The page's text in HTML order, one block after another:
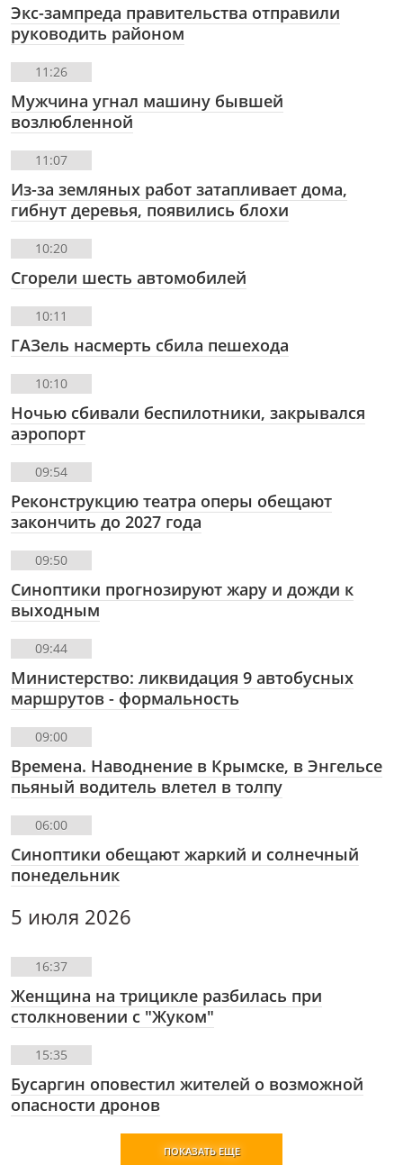
Экс-зампреда правительства отправили
руководить районом
11:26
Мужчина угнал машину бывшей
возлюбленной
11:07
Из-за земляных работ затапливает дома,
гибнут деревья, появились блохи
10:20
Сгорели шесть автомобилей
10:11
ГАЗель насмерть сбила пешехода
10:10
Ночью сбивали беспилотники, закрывался
аэропорт
09:54
Реконструкцию театра оперы обещают
закончить до 2027 года
09:50
Синоптики прогнозируют жару и дожди к
выходным
09:44
Министерство: ликвидация 9 автобусных
маршрутов - формальность
09:00
Времена. Наводнение в Крымске, в Энгельсе
пьяный водитель влетел в толпу
06:00
Синоптики обещают жаркий и солнечный
понедельник
5 июля 2026
16:37
Женщина на трицикле разбилась при
столкновении с "Жуком"
15:35
Бусаргин оповестил жителей о возможной
опасности дронов
ПОКАЗАТЬ ЕЩЕ